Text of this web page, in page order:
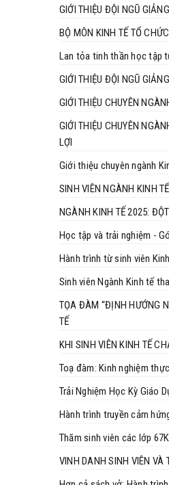
GIỚI THIỆU ĐỘI NGŨ
BỘ MÔN KINH TẾ TỔ
Lan tỏa tinh thần học tập
GIỚI THIỆU ĐỘI NGŨ
GIỚI THIỆU CHUYÊN
GIỚI THIỆU CHUYÊN
LỢI
Giới thiệu chuyên ngành
SINH VIÊN NGÀNH KINH
NGÀNH KINH TẾ 2025:
Học tập và trải nghiệm -
Hành trình từ sinh viên
Sinh viên Ngành Kinh tế
TỌA ĐÀM “ĐỊNH HƯỚNG
TẾ
KHI SINH VIÊN KINH TẾ
Toạ đàm: Kinh nghiệm
Trải Nghiệm Học Kỳ Giáo
Hành trình truyền cảm
Thăm sinh viên các lớp
VINH DANH SINH VIÊN